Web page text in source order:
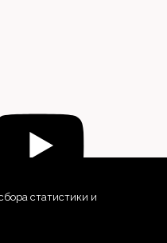
статистики и